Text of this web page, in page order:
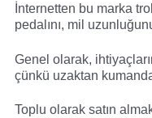
İnternetten bu marka
pedalını, mil
Genel olarak,
çünkü uzaktan
Toplu olarak satın